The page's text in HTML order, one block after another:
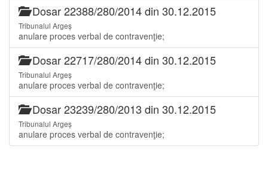
Dosar 22388/280/2014 din 30.12.2015
Tribunalul Argeș
anulare proces verbal de contravenţie;
Dosar 22717/280/2014 din 30.12.2015
Tribunalul Argeș
anulare proces verbal de contravenţie;
Dosar 23239/280/2013 din 30.12.2015
Tribunalul Argeș
anulare proces verbal de contravenţie;